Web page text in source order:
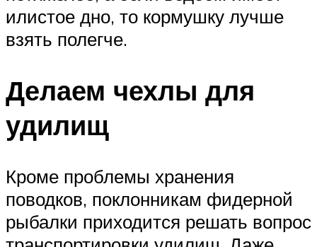
илистое дно, то кормушку лучше
взять полегче.
Делаем чехлы для
удилищ
Кроме проблемы хранения
поводков, поклонникам фидерной
рыбалки приходится решать вопрос